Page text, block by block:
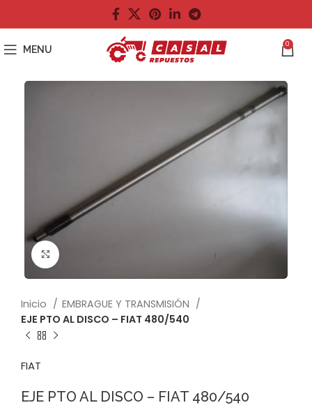
MENU 0
Inicio
EMBRAGUE Y TRANSMISIÓN
EJE PTO AL DISCO – FIAT 480/540
FIAT
EJE PTO AL DISCO – FIAT 480/540